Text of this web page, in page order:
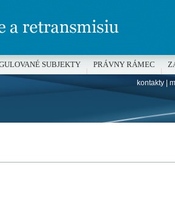
SUBJEKTY PRÁVNY RÁMEC
kontakty|